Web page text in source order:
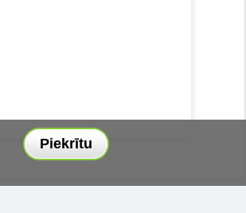
Piekrītu